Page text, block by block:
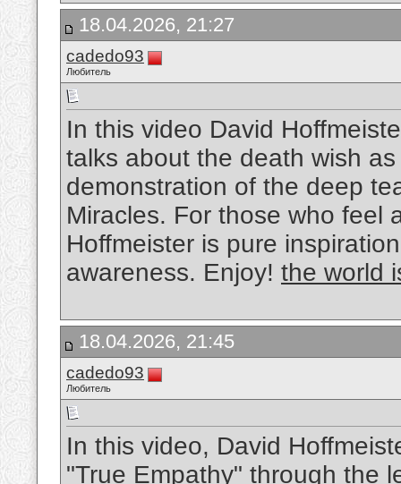
18.04.2026, 21:27
cadedo93
Любитель
In this video David
talks about the death wish
demonstration of the deep
Miracles. For those who feel
Hoffmeister is pure
awareness. Enjoy! the world
18.04.2026, 21:45
cadedo93
Любитель
In this video, David
"True Empathy" through the